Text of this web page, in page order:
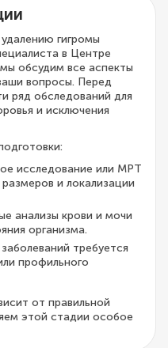
гигромы
в Центре
обсудим все аспекты
вопросы. Перед
ряд обследований для
и исключения
исследование или МРТ
и локализации
анализы крови и мочи
организма.
требуется
профильного
от правильной
этой стадии особое